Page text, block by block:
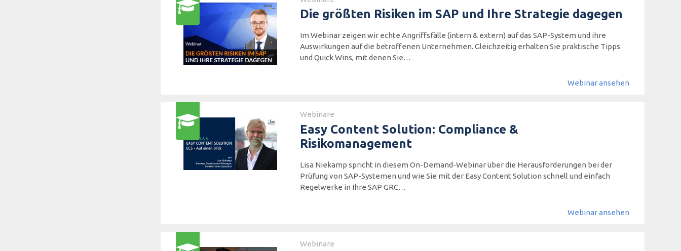
Die größten Risiken im SAP und Ihre Strategie dagegen
Im Webinar zeigen wir echte Angriffsfälle (intern & extern) auf das SAP-System und ihre
Auswirkungen auf die betroffenen Unternehmen. Gleichzeitig erhalten Sie praktische Tipps
und Quick Wins, mit denen Sie…
Webinar ansehen
Webinare
Easy Content Solution: Compliance &
Risikomanagement
Lisa Niekamp spricht in diesem On-Demand-Webinar über die Herausforderungen bei der
Prüfung von SAP-Systemen und wie Sie mit der Easy Content Solution schnell und einfach
Regelwerke in Ihre SAP GRC…
Webinar ansehen
Webinare